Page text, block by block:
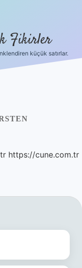
Fikirler
küçük satırlar.
https://cune.com.tr